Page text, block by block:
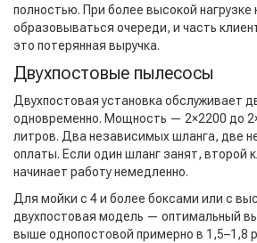
полностью. При более высокой нагрузке
образовываться очереди, и часть
это потерянная выручка.
Двухпостовые пылесосы
Двухпостовая установка обслуживает
одновременно. Мощность — 2×2200 до
литров. Два независимых шланга, две
оплаты. Если один шланг занят, второй
начинает работу немедленно.
Для мойки с 4 и более боксами или с
двухпостовая модель — оптимальный
выше однопостовой примерно в 1,5–1,8